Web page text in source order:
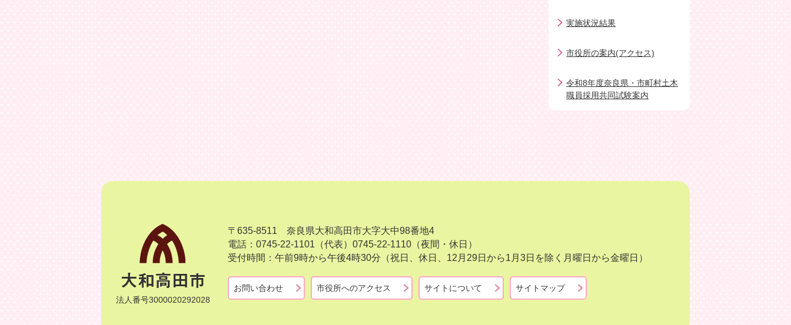
実施状況結果
市役所の案内(アクセス)
令和8年度奈良県・市町村土木
職員採用共同試験案内
法人番号3000020292028
〒635-8511 奈良県大和高田市大字大中98番地4
電話：0745-22-1101（代表） 0745-22-1110（夜間・休日）
受付時間：午前9時から午後4時30分（祝日、休日、12月29日から1月3日を除く月曜日から金曜日）
お問い合わせ 市役所へのアクセス サイトについて サイトマップ